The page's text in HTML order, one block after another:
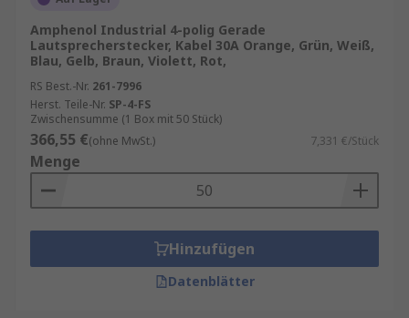
Amphenol Industrial 4-polig Gerade
Lautsprecherstecker, Kabel 30A Orange, Grün, Weiß,
Blau, Gelb, Braun, Violett, Rot,
RS Best.-Nr. 261-7996
Herst. Teile-Nr. SP-4-FS
Zwischensumme (1 Box mit 50 Stück)
366,55 €(ohne MwSt.) 7,331 €/Stück
Menge
Hinzufügen
Datenblätter